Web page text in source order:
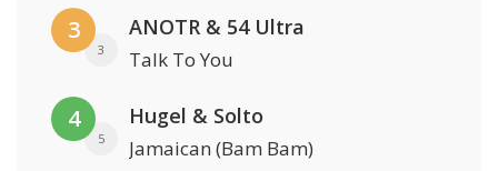
3
3
ANOTR & 54 Ultra
Talk To You
4
5
Hugel & Solto
Jamaican (Bam Bam)